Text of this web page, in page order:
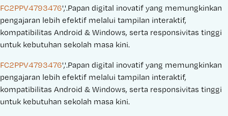
i
c
e
:
a
l
P
r
c
e
:
FC2PPV4793476','.Papan digital inovatif yang memungkinkan
pengajaran lebih efektif melalui tampilan interaktif,
kompatibilitas Android & Windows, serta responsivitas tinggi
untuk kebutuhan sekolah masa kini.
FC2PPV4793476','.Papan digital inovatif yang memungkinkan
pengajaran lebih efektif melalui tampilan interaktif,
kompatibilitas Android & Windows, serta responsivitas tinggi
untuk kebutuhan sekolah masa kini.